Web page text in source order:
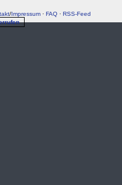
/Impressum· FAQ· RSS-Feed